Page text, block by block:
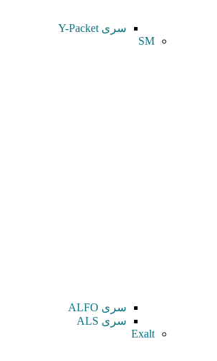
سری Y-Packet
SM
سری ALFO
سری ALS
Exalt